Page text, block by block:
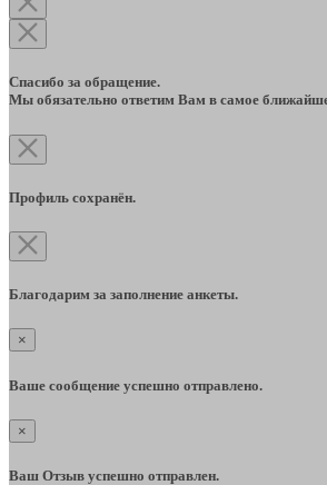
Спасибо за обращение.
Мы обязательно ответим Вам в самое
Профиль сохранён.
Благодарим за заполнение анкеты.
×
Ваше сообщение успешно отправлено.
×
Ваш Отзыв успешно отправлен.